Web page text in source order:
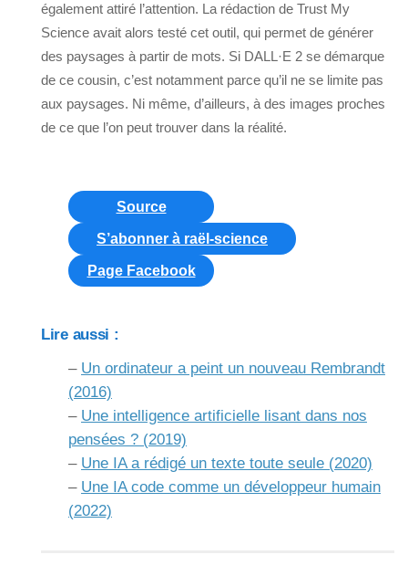
également attiré l’attention. La rédaction de Trust My
Science avait alors testé cet outil, qui permet de générer
des paysages à partir de mots. Si DALL·E 2 se démarque
de ce cousin, c’est notamment parce qu’il ne se limite pas
aux paysages. Ni même, d’ailleurs, à des images proches
de ce que l’on peut trouver dans la réalité.
Source
S’abonner à raël-science
Page Facebook
Lire aussi :
– Un ordinateur a peint un nouveau Rembrandt
(2016)
– Une intelligence artificielle lisant dans nos
pensées ? (2019)
– Une IA a rédigé un texte toute seule (2020)
– Une IA code comme un développeur humain
(2022)